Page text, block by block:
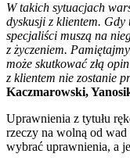
W takich sytuacjach
dyskusji z klientem.
specjaliści muszą na
z życzeniem.
może skutkować złą
z klientem nie zostanie
Kaczmarowski,
Uprawnienia z tytułu
rzeczy na wolną od wad
wybrać uprawnienia, a